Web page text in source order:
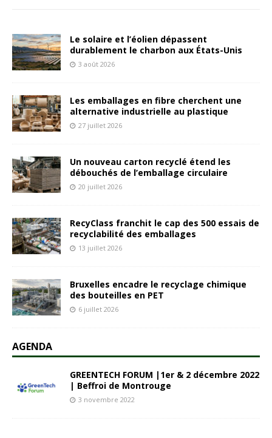
Le solaire et l’éolien dépassent
durablement le charbon aux États-Unis
3 août 2026
Les emballages en fibre cherchent une
alternative industrielle au plastique
27 juillet 2026
Un nouveau carton recyclé étend les
débouchés de l’emballage circulaire
20 juillet 2026
RecyClass franchit le cap des 500 essais de
recyclabilité des emballages
13 juillet 2026
Bruxelles encadre le recyclage chimique
des bouteilles en PET
6 juillet 2026
AGENDA
GREENTECH FORUM |1er & 2 décembre 2022
| Beffroi de Montrouge
3 novembre 2022